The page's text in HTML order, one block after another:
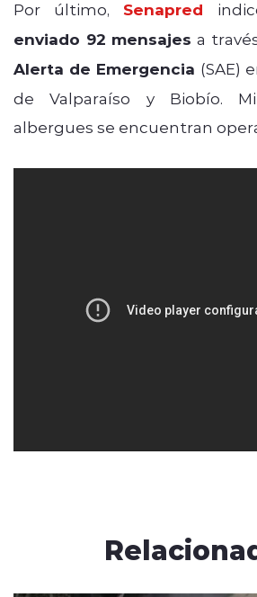
Por último, Senapred
enviado 92 mensajes a
Alerta de Emergencia (SAE)
de Valparaíso y Biobío.
albergues se encuentran